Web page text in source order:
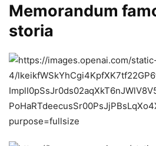
Memorandum
storia